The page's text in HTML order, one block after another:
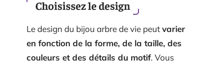
Choisissez le design
Le design du bijou arbre de vie peutvarier
en fonction de la forme, de la taille, des
couleurs et des détails du motif. Vous